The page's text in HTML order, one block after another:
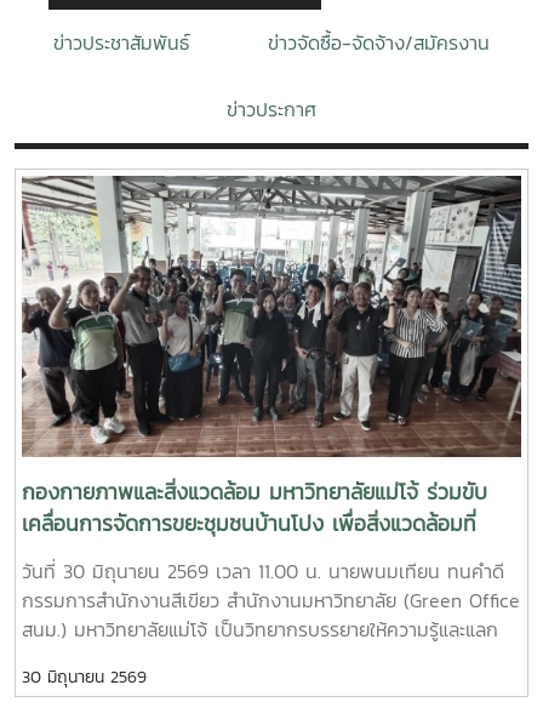
ข่าวประชาสัมพันธ์ ข่าวจัดซื้อ-จัดจ้าง/สมัครงาน
ข่าวประกาศ
กองกายภาพและสิ่งแวดล้อม มหาวิทยาลัยแม่โจ้ ร่วมขับ
เคลื่อนการจัดการขยะชุมชนบ้านโปง เพื่อสิ่งแวดล้อมที่
ยั่งยืน
วันที่ 30 มิถุนายน 2569 เวลา 11.00 น. นายพนมเทียน ทนคำดี
กรรมการสำนักงานสีเขียว สำนักงานมหาวิทยาลัย (Green Office
สนม.) มหาวิทยาลัยแม่โจ้ เป็นวิทยากรบรรยายให้ความรู้และแลก
แนวทางการเปลี่ยนเศษอาหารและขยะอินทรีย์ให้เป็นปุ๋ยอินทรีย์ และ
30 มิถุนายน 2569